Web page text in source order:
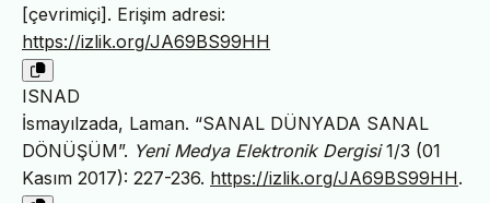
[çevrimiçi]. Erişim adresi:
https://izlik.org/JA69BS99HH
ISNAD
İsmayılzada, Laman. “SANAL DÜNYADA SANAL
DÖNÜŞÜM”. Yeni Medya Elektronik Dergisi1/3 (01
Kasım 2017): 227-236. https://izlik.org/JA69BS99HH.